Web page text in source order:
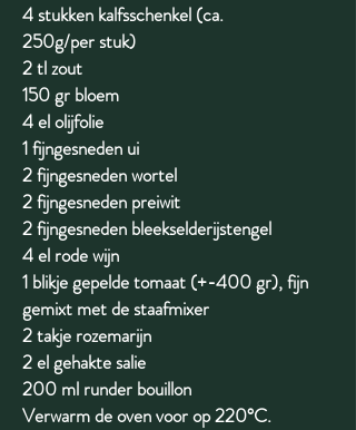
4 stukken kalfsschenkel (ca.
250g/per stuk)
2 tl zout
150 gr bloem
4 el olijfolie
1 fijngesneden ui
2 fijngesneden wortel
2 fijngesneden preiwit
2 fijngesneden bleekselderijstengel
4 el rode wijn
1 blikje gepelde tomaat (+-400 gr), fijn
gemixt met de staafmixer
2 takje rozemarijn
2 el gehakte salie
200 ml runder bouillon
Verwarm de oven voor op 220°C.